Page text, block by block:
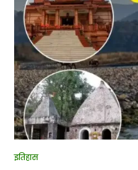
इतिहास